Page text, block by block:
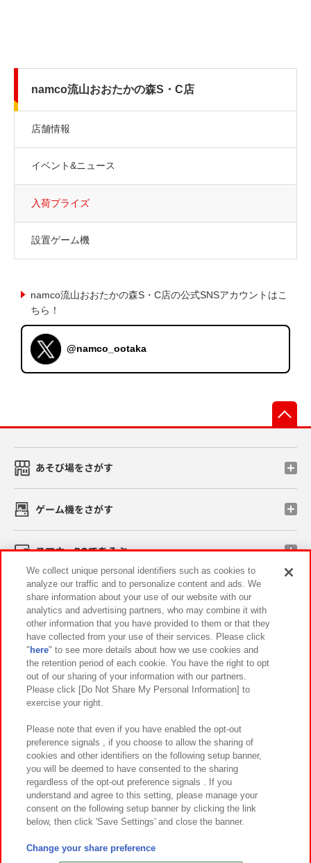
namco流山おおたかの森S・C店
店舗情報
イベント&ニュース
入荷プライズ
設置ゲーム機
namco流山おおたかの森S・C店の公式SNSアカウントはこ
ちら！
@namco_ootaka
あそび場をさがす
ゲーム機をさがす
スマホ・PCであそぶ
イベント・キャンペーン
関連会社 サステナビリティ サイトポリシー
プライバシーポリシー ウェブアクセシビリティ方針と検証結果
お取引先さまとともに
カスタマーハラスメント対応方針 よくあるご質問・お問い合わせ
©Bandai Namco Amusement Inc.
©Bandai Namco Amusement Lab Inc.
We collect unique personal identifiers such as cookies to
analyze our traffic and to personalize content and ads. We
share information about your use of our website with our
analytics and advertising partners, who may combine it with
other information that you have provided to them or that they
have collected from your use of their services. Please click
" here" to see more details about how we use cookies and
the retention period of each cookie. You have the right to opt
out of our sharing of your information with our partners.
Please click [Do Not Share My Personal Information] to
exercise your right.
Please note that even if you have enabled the opt-out
preference signals , if you choose to allow the sharing of
cookies and other identifiers on the following setup banner,
you will be deemed to have consented to the sharing
regardless of the opt-out preference signals . If you
understand and agree to this setting, please manage your
consent on the following setup banner by clicking the link
below, then click 'Save Settings' and close the banner.
Change your share preference